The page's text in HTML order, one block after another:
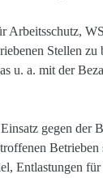
Arbeitsschutz,
Stellen
u. a. mit der
gegen der
Entlastungen